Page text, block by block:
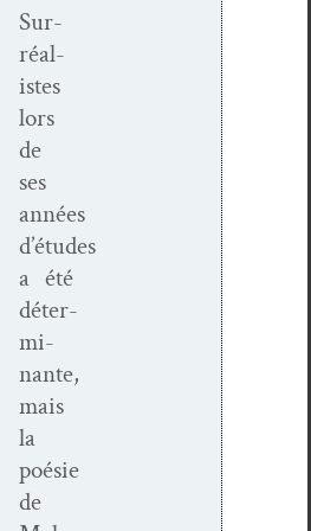
Sur­
réal­
istes
lors
de
ses
années
d’études
a été
déter­
mi­
nante,
mais
la
poésie
de